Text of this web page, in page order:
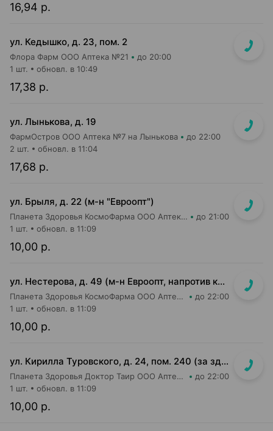
16,94 р.
ул. Кедышко, д. 23, пом. 2
Флора Фарм ООО Аптека №21 до 20:00
17,38 р.
1 шт. обновл. в 10:49
ул. Лынькова, д. 19
ФармОстров ООО Аптека №7 на Лынькова до 22:00
17,68 р.
2 шт. обновл. в 11:04
ул. Брыля, д. 22 (м-н "Евроопт")
Планета Здоровья КосмоФарма ООО Аптека №6 до 21:00
10,00 р.
1 шт. обновл. в 11:09
ул. Нестерова, д. 49 (м-н Евроопт, напротив касс)
Планета Здоровья КосмоФарма ООО Аптека №5 до 22:00
10,00 р.
1 шт. обновл. в 11:09
ул. Кирилла Туровского, д. 24, пом. 240 (за зданием ТРЦ Dana Mall, пешеходный бульвар Пикассо, ориентир на мед.центр "Маяк Здоровья", 1 эт. жилого дома)
Планета Здоровья Доктор Таир ООО Аптека №31 до 22:00
10,00 р.
1 шт. обновл. в 11:09